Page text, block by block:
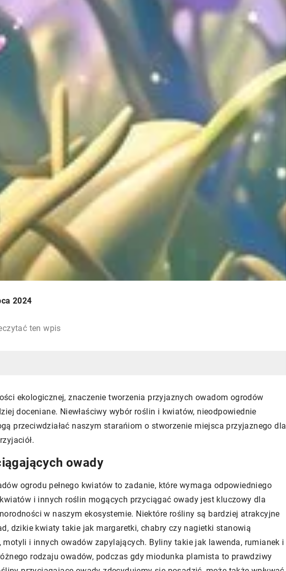
2024
ten wpis
ekologicznej, znaczenie tworzenia przyjaznych owadom ogrodów
doceniane. Niewłaściwy wybór roślin i kwiatów, nieodpowiednie
przeciwdziałać naszym starańiom o stworzenie miejsca przyjaznego dla
owady
ogrodu pełnego kwiatów to zadanie, które wymaga odpowiedniego
i innych roślin mogących przyciągać owady jest kluczowy dla
w naszym ekosystemie. Niektóre rośliny są bardziej atrakcyjne
dzikie kwiaty takie jak margaretki, chabry czy nagietki stanowią
motyli i innych owadów zapylających. Byliny takie jak lawenda, rumianek i
rodzaju owadów, podczas gdy miodunka plamista to prawdziwy